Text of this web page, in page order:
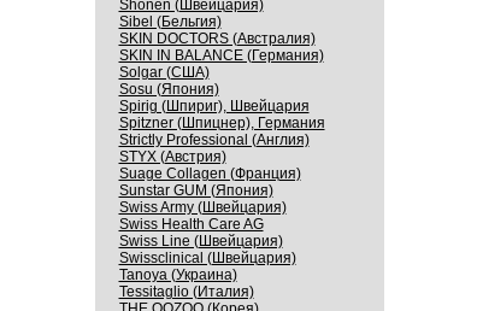
Shonen (Швейцария)
Sibel (Бельгия)
SKIN DOCTORS (Австралия)
SKIN IN BALANCE (Германия)
Solgar (США)
Sosu (Япония)
Spirig (Шпириг), Швейцария
Spitzner (Шпицнер), Германия
Strictly Professional (Англия)
STYX (Австрия)
Suage Collagen (Франция)
Sunstar GUM (Япония)
Swiss Army (Швейцария)
Swiss Health Care AG
Swiss Line (Швейцария)
Swissсlinical (Швейцария)
Tanoya (Украина)
Tessitaglio (Италия)